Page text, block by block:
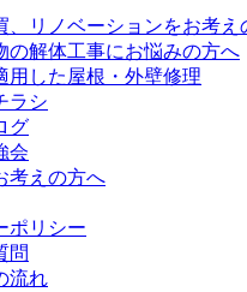
、リノベーションをお考え
の解体工事にお悩みの方へ
用した屋根・外壁修理
ラシ
グ
会
考えの方へ
ポリシー
問
流れ